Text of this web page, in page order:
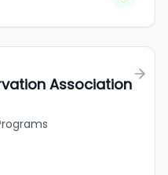
Association